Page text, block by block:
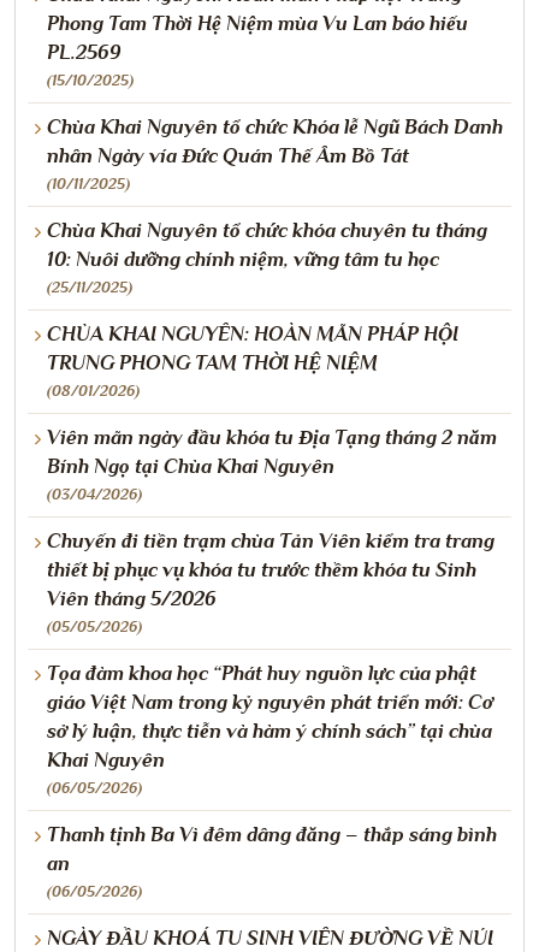
Phong Tam Thời Hệ Niệm mùa Vu Lan báo hiếu
PL.2569
(15/10/2025)
Chùa Khai Nguyên tổ chức Khóa lễ Ngũ Bách Danh
nhân Ngày vía Đức Quán Thế Âm Bồ Tát
(10/11/2025)
Chùa Khai Nguyên tổ chức khóa chuyên tu tháng
10: Nuôi dưỡng chính niệm, vững tâm tu học
(25/11/2025)
CHÙA KHAI NGUYÊN: HOÀN MÃN PHÁP HỘI
TRUNG PHONG TAM THỜI HỆ NIỆM
(08/01/2026)
Viên mãn ngày đầu khóa tu Địa Tạng tháng 2 năm
Bính Ngọ tại Chùa Khai Nguyên
(03/04/2026)
Chuyến đi tiền trạm chùa Tản Viên kiểm tra trang
thiết bị phục vụ khóa tu trước thềm khóa tu Sinh
Viên tháng 5/2026
(05/05/2026)
Tọa đàm khoa học “Phát huy nguồn lực của phật
giáo Việt Nam trong kỷ nguyên phát triển mới: Cơ
sở lý luận, thực tiễn và hàm ý chính sách” tại chùa
Khai Nguyên
(06/05/2026)
Thanh tịnh Ba Vì đêm dâng đăng – thắp sáng bình
an
(06/05/2026)
NGÀY ĐẦU KHOÁ TU SINH VIÊN ĐƯỜNG VỀ NÚI